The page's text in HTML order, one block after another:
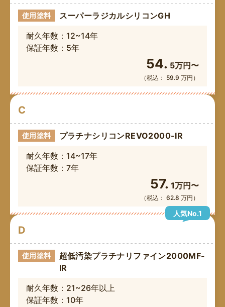
使用塗料
スーパーラジカルシリコンGH
耐久年数：12~14年
保証年数：5年
54. 5万円〜
（税込： 59.9 万円）
C
使用塗料
プラチナシリコンREVO2000-IR
耐久年数：14~17年
保証年数：7年
57. 1万円〜
（税込： 62.8 万円）
人気No.1
D
使用塗料
超低汚染プラチナリファイン2000MF-
IR
耐久年数：21~26年以上
保証年数：10年